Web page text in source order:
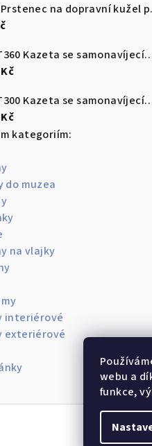
webu a
funkce,
PSPE
WUPT360 Kazeta se samonavíjecím
WUPT300 Kazeta se samonavíjecím
kategoriím:
muzea
na vlajky
interiérové
exteriérové